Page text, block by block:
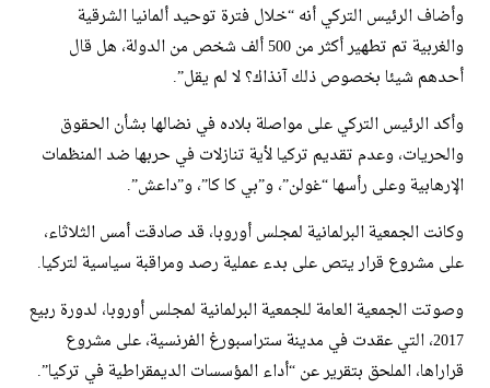
وأضاف الرئيس التركي أنه “خلال فترة توحيد ألمانيا الشرقية
والغربية تم تطهير أكثر من 500 ألف شخص من الدولة، هل قال
أحدهم شيئا بخصوص ذلك آنذاك؟ لا لم يقل”.
وأكد الرئيس التركي على مواصلة بلاده في نضالها بشأن الحقوق
والحريات، وعدم تقديم تركيا لأية تنازلات في حربها ضد المنظمات
الإرهابية وعلى رأسها “غولن”، و”بي كا كا”، و”داعش”.
وكانت الجمعية البرلمانية لمجلس أوروبا، قد صادقت أمس الثلاثاء،
على مشروع قرار يتص على بدء عملية رصد ومراقبة سياسية لتركيا.
وصوتت الجمعية العامة للجمعية البرلمانية لمجلس أوروبا، لدورة ربيع
2017، التي عقدت في مدينة ستراسبورغ الفرنسية، على مشروع
قراراها، الملحق بتقرير عن “أداء المؤسسات الديمقراطية في تركيا”.